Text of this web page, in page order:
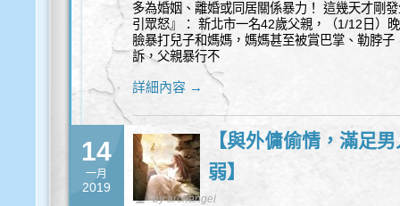
多為婚姻、離婚或同居關係暴力！ 這幾天才剛
引眾怒』： 新北市一名42歲父親，（1/12日）
臉暴打兒子和媽媽，媽媽甚至被賞巴掌、勒脖
訴，父親暴行不
詳細內容 →
14
一月
2019
【與外傭偷情，滿足
弱】
by archangel